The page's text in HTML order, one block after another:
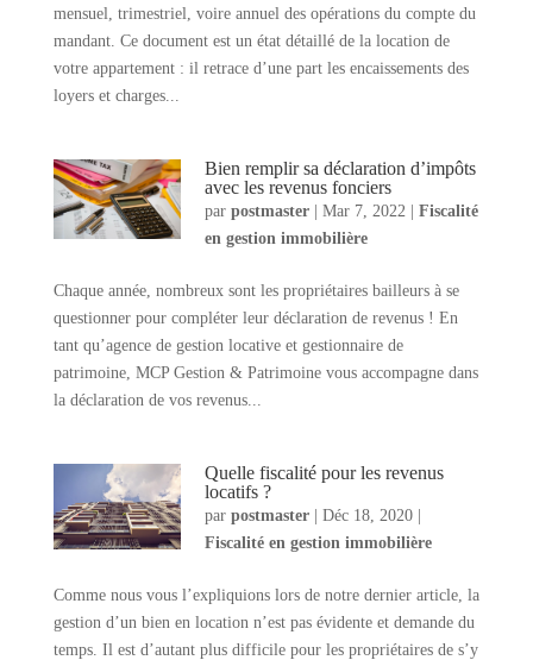
mensuel, trimestriel, voire annuel des opérations du compte du
mandant. Ce document est un état détaillé de la location de
votre appartement : il retrace d’une part les encaissements des
loyers et charges...
Bien remplir sa déclaration d’impôts
avec les revenus fonciers
parpostmaster |Mar 7, 2022 |Fiscalité
en gestion immobilière
Chaque année, nombreux sont les propriétaires bailleurs à se
questionner pour compléter leur déclaration de revenus ! En
tant qu’agence de gestion locative et gestionnaire de
patrimoine, MCP Gestion & Patrimoine vous accompagne dans
la déclaration de vos revenus...
Quelle fiscalité pour les revenus
locatifs ?
parpostmaster |Déc 18, 2020
Fiscalité en gestion immobilière
Comme nous vous l’expliquions lors de notre dernier article, la
gestion d’un bien en location n’est pas évidente et demande du
temps. Il est d’autant plus difficile pour les propriétaires de s’y